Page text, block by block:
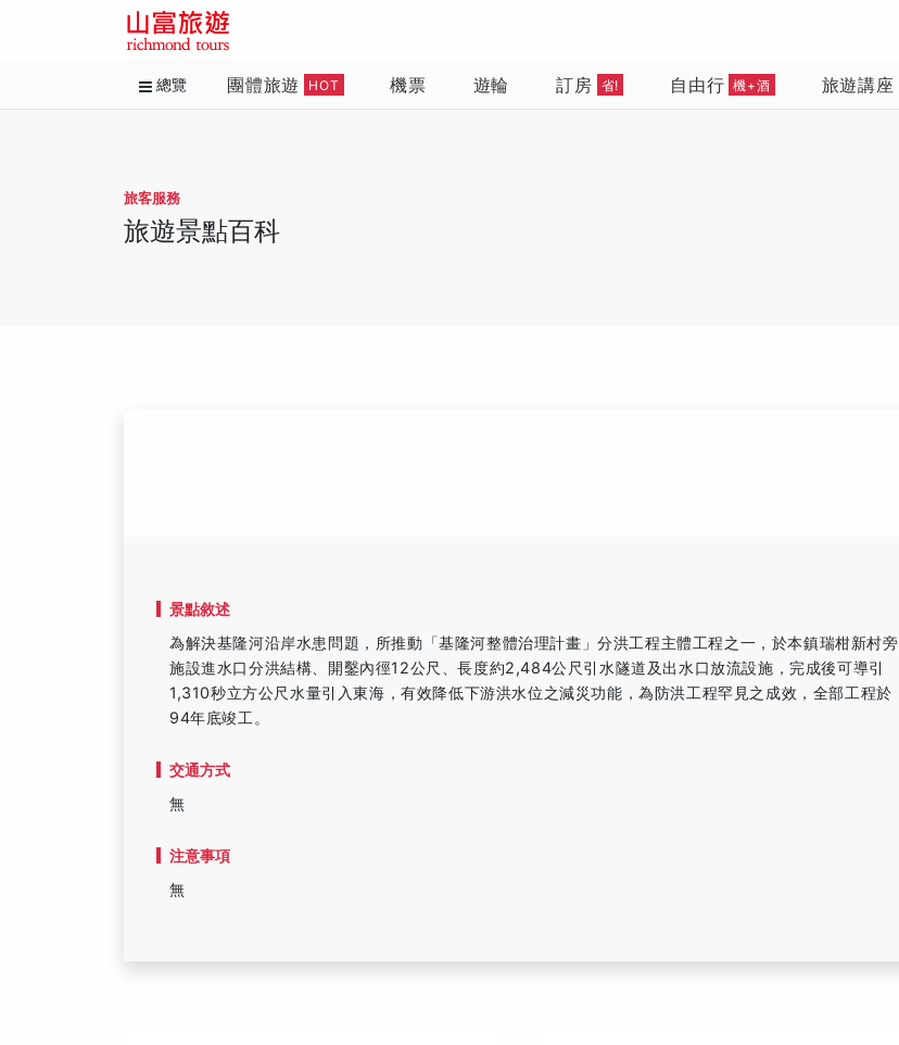
總覽 團體旅遊 HOT 機票 遊輪 訂房 省! 自由行 機+酒 旅遊講座
旅客服務
旅遊景點百科
景點敘述
為解決基隆河沿岸水患問題，所推動「基隆河整體治理計畫」分洪工程主體工程之一，於本鎮瑞柑新村旁
施設進水口分洪結構、開鑿內徑12公尺、長度約2,484公尺引水隧道及出水口放流設施，完成後可導引
1,310秒立方公尺水量引入東海，有效降低下游洪水位之減災功能，為防洪工程罕見之成效，全部工程於
94年底竣工。
交通方式
無
注意事項
無